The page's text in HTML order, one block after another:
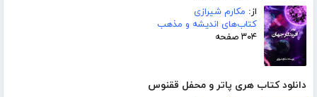
از: مکارم شیرازی
کتاب‌های اندیشه و مذهب
۳۰۴ صفحه
دانلود کتاب هری پاتر و محفل ققنوس